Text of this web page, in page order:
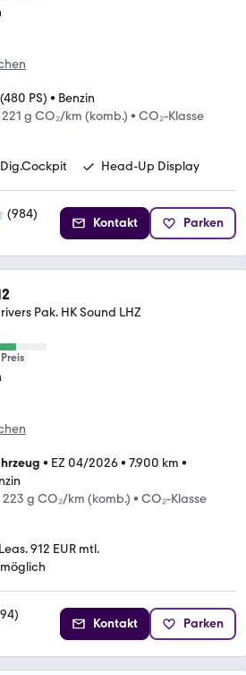
PS) • Benzin
221 g CO₂/km (komb.) • CO₂-Klasse
Dig.Cockpit Head-Up Display
(984)
Kontakt Parken
Pak. HK Sound LHZ
• EZ 04/2026• 7.900 km •
223 g CO₂/km (komb.) • CO₂-Klasse
Leas. 912 EUR mtl.
)
Kontakt Parken